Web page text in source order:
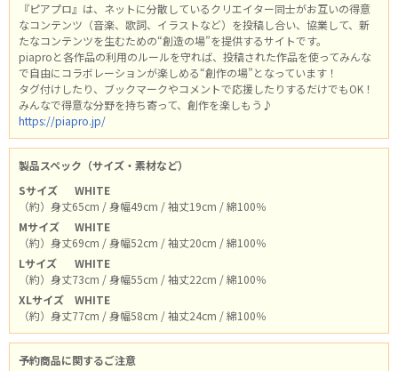
『ピアプロ』は、ネットに分散しているクリエイター同士がお互いの得意
なコンテンツ（音楽、歌詞、イラストなど）を投稿し合い、協業して、新
たなコンテンツを生むための“創造の場”を提供するサイトです。
piaproと各作品の利用のルールを守れば、投稿された作品を使ってみんな
で自由にコラボレーションが楽しめる“創作の場”となっています！
タグ付けしたり、ブックマークやコメントで応援したりするだけでもOK！
みんなで得意な分野を持ち寄って、創作を楽しもう♪
https://piapro.jp/
製品スペック（サイズ・素材など）
Sサイズ
WHITE
（約）身丈65cm / 身幅49cm / 袖丈19cm / 綿100％
Mサイズ
WHITE
（約）身丈69cm / 身幅52cm / 袖丈20cm / 綿100％
Lサイズ
WHITE
（約）身丈73cm / 身幅55cm / 袖丈22cm / 綿100％
XLサイズ
WHITE
（約）身丈77cm / 身幅58cm / 袖丈24cm / 綿100％
予約商品に関するご注意